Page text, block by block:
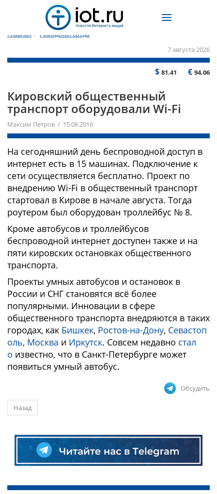
Главная / Городская среда
7 августа 2026
$ 81.41 € 94.06
Кировский общественный
транспорт оборудовали Wi-Fi
Максим Петров / 15.08.2016
На сегодняшний день беспроводной доступ в
интернет есть в 15 машинах. Подключение к
сети осуществляется бесплатно. Проект по
внедрению Wi-Fi в общественный транспорт
стартовал в Кирове в начале августа. Тогда
роутером был оборудован троллейбус № 8.
Кроме автобусов и троллейбусов
беспроводной интернет доступен также и на
пяти кировских остановках общественного
транспорта.
Проекты умных автобусов и остановок в
России и СНГ становятся всё более
популярными. Инновации в сфере
общественного транспорта внедряются в таких
городах, как Бишкек, Ростов-на-Дону, Севастоп
оль, Москва и Иркутск. Совсем недавно стал
о известно, что в Санкт-Петербурге может
появиться умный автобус.
Обсудить
Назад